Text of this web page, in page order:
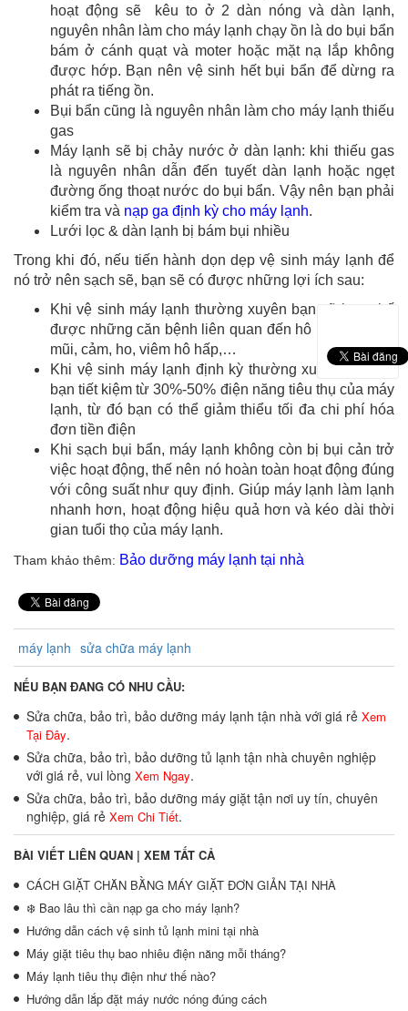
hoạt động sẽ kêu to ở 2 dàn nóng và dàn lạnh,
nguyên nhân làm cho máy lạnh chạy ồn là do bụi bẩn
bám ở cánh quạt và moter hoặc mặt nạ lắp không
được hớp. Bạn nên vệ sinh hết bụi bẩn để dừng ra
phát ra tiếng ồn.
Bụi bẩn cũng là nguyên nhân làm cho máy lạnh thiếu
gas
Máy lạnh sẽ bị chảy nước ở dàn lạnh: khi thiếu gas
là nguyên nhân dẫn đến tuyết dàn lạnh hoặc ngẹt
đường ống thoạt nước do bụi bẩn. Vậy nên bạn phải
kiểm tra và nạp ga định kỳ cho máy lạnh.
Lưới lọc & dàn lạnh bị bám bụi nhiều
Trong khi đó, nếu tiến hành dọn dẹp vệ sinh máy lạnh để
nó trở nên sạch sẽ, bạn sẽ có được những lợi ích sau:
Khi vệ sinh máy lạnh thường xuyên bạn sẽ hạn chế
được những căn bệnh liên quan đến hô hấp như: sổ
mũi, cảm, ho, viêm hô hấp,…
Khi vệ sinh máy lạnh định kỳ thường xuyên sẽ giúp
bạn tiết kiệm từ 30%-50% điện năng tiêu thụ của máy
lạnh, từ đó bạn có thể giảm thiểu tối đa chi phí hóa
đơn tiền điện
Khi sạch bụi bẩn, máy lạnh không còn bị bụi cản trở
việc hoạt động, thế nên nó hoàn toàn hoạt động đúng
với công suất như quy định. Giúp máy lạnh làm lạnh
nhanh hơn, hoạt động hiệu quả hơn và kéo dài thời
gian tuổi thọ của máy lạnh.​
Tham khảo thêm: Bảo dưỡng máy lạnh tại nhà
máy lạnh sửa chữa máy lạnh
NẾU BẠN ĐANG CÓ NHU CẦU:
Sửa chữa, bảo trì, bảo dưỡng máy lạnh tận nhà với giá rẻ Xem
Tại Đây.
Sửa chữa, bảo trì, bảo dưỡng tủ lạnh tận nhà chuyên nghiệp
với giá rẻ, vui lòng Xem Ngay.
Sửa chữa, bảo trì, bảo dưỡng máy giặt tận nơi uy tín, chuyên
nghiệp, giá rẻ Xem Chi Tiết.
BÀI VIẾT LIÊN QUAN | XEM TẤT CẢ
CÁCH GIẶT CHĂN BẰNG MÁY GIẶT ĐƠN GIẢN TẠI NHÀ
❄️ Bao lâu thì cần nạp ga cho máy lạnh?
Hướng dẫn cách vệ sinh tủ lạnh mini tại nhà
Máy giặt tiêu thụ bao nhiêu điện năng mỗi tháng?
Máy lạnh tiêu thụ điện như thế nào?
Hướng dẫn lắp đặt máy nước nóng đúng cách